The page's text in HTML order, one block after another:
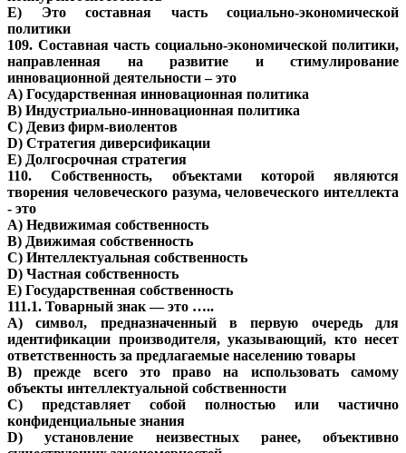
E) Это составная часть социально-экономической
политики
109. Составная часть социально-экономической политики,
направленная на развитие и стимулирование
инновационной деятельности – это
A) Государственная инновационная политика
B) Индустриально-инновационная политика
C) Девиз фирм-виолентов
D) Стратегия диверсификации
E) Долгосрочная стратегия
110. Собственность, объектами которой являются
творения человеческого разума, человеческого интеллекта
- это
A) Недвижимая собственность
B) Движимая собственность
C) Интеллектуальная собственность
D) Частная собственность
E) Государственная собственность
111.1. Товарный знак — это …..
A) символ, предназначенный в первую очередь для
идентификации производителя, указывающий, кто несет
ответственность за предлагаемые населению товары
B) прежде всего это право на использовать самому
объекты интеллектуальной собственности
C) представляет собой полностью или частично
конфиденциальные знания
D) установление неизвестных ранее, объективно